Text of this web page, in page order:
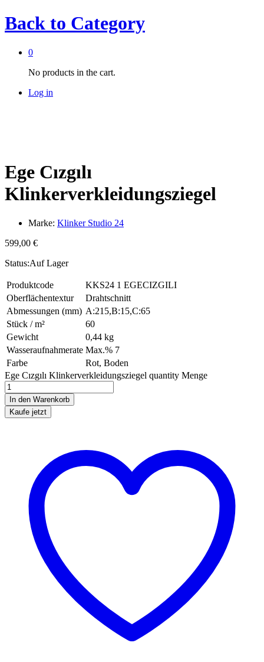
Back to Category
0
No products in the cart.
Log in
Ege Cızgılı
Klinkerverkleidungsziegel
Marke: Klinker Studio 24
599,00 €
Status:Auf Lager
Produktcode
KKS24 1 EGECIZGILI
Oberflächentextur
Drahtschnitt
Abmessungen (mm) A:215,B:15,C:65
Stück / m²
60
Gewicht
0,44 kg
Wasseraufnahmerate Max.% 7
Farbe
Rot, Boden
Ege Cızgılı Klinkerverkleidungsziegel quantity Menge
In den Warenkorb
Kaufe jetzt